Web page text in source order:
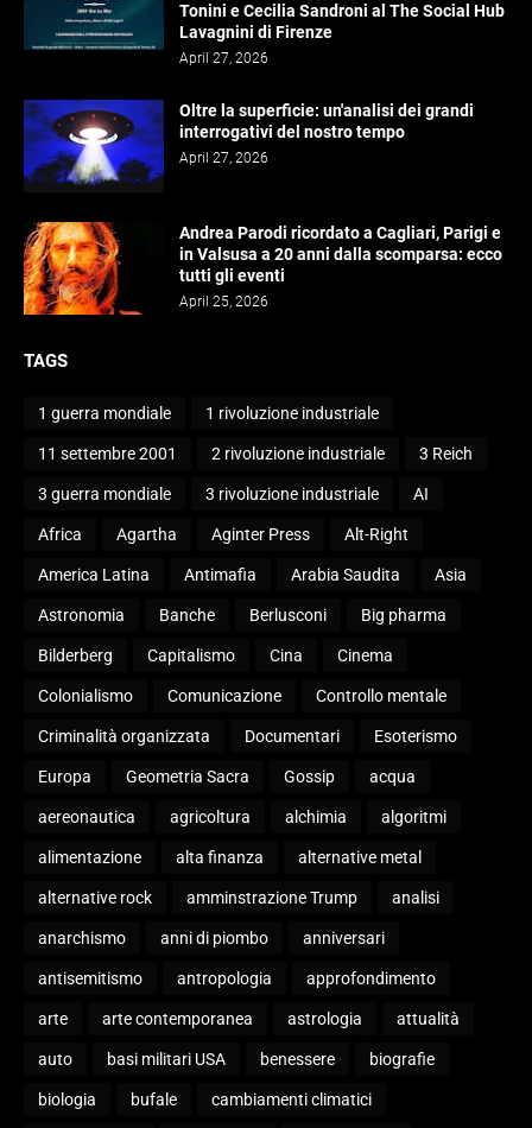
Tonini e Cecilia Sandroni al The Social Hub
Lavagnini di Firenze
April 27, 2026
Oltre la superficie: un'analisi dei grandi
interrogativi del nostro tempo
April 27, 2026
Andrea Parodi ricordato a Cagliari, Parigi e
in Valsusa a 20 anni dalla scomparsa: ecco
tutti gli eventi
April 25, 2026
TAGS
1 guerra mondiale 1 rivoluzione industriale
11 settembre 2001 2 rivoluzione industriale 3 Reich
3 guerra mondiale 3 rivoluzione industriale AI
Africa Agartha Aginter Press Alt-Right
America Latina Antimafia Arabia Saudita Asia
Astronomia Banche Berlusconi Big pharma
Bilderberg Capitalismo Cina Cinema
Colonialismo Comunicazione Controllo mentale
Criminalità organizzata Documentari Esoterismo
Europa Geometria Sacra Gossip acqua
aereonautica agricoltura alchimia algoritmi
alimentazione alta finanza alternative metal
alternative rock amminstrazione Trump analisi
anarchismo anni di piombo anniversari
antisemitismo antropologia approfondimento
arte arte contemporanea astrologia attualità
auto basi militari USA benessere biografie
biologia bufale cambiamenti climatici